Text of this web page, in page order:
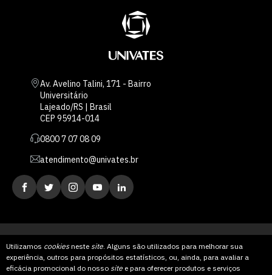
Utilizamos cookiesneste site. Alguns são utilizados para melhorar sua
experiência, outros para propósitos estatísticos, ou, ainda, para avaliar a
eficácia promocional do nosso site e para oferecer produtos e serviços
Av. Avelino Talini, 171 - Bairro
Universitário
Lajeado/RS | Brasil
CEP 95914-014
0800 7 07 08 09
atendimento@univates.br
AFILIADA: